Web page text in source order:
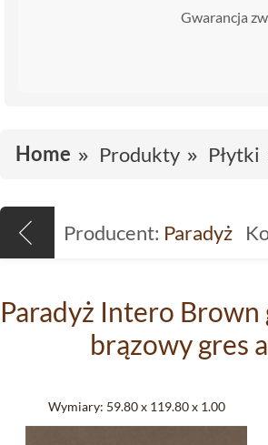
Gwarancja
Home Produkty Płytki
Producent: Paradyż
Paradyż Intero
brązowy gres
Wymiary: 59.80 x 119.80 x 1.00